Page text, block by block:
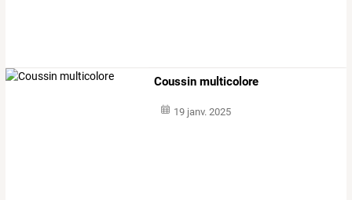
Coussin multicolore
19 janv. 2025